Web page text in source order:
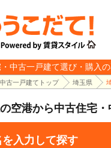
中古一戸建て選び・購入
古一戸建てトップ 埼玉県
空港から中古住宅
を入力して探す